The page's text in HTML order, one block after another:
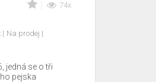
74x
Na prodej
jedná se o tři
pejska